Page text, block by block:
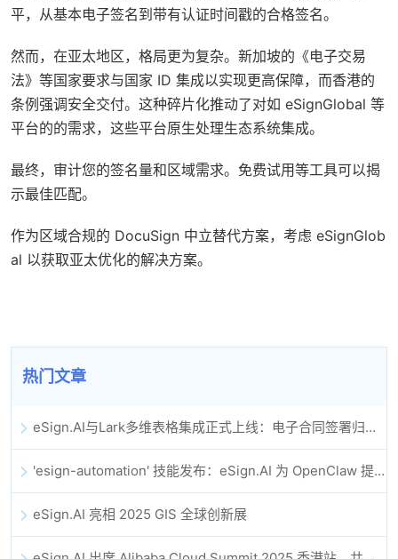
平，从基本电子签名到带有认证时间戳的合格签名。
然而，在亚太地区，格局更为复杂。新加坡的《电子交易
法》等国家要求与国家 ID 集成以实现更高保障，而香港的
条例强调安全交付。这种碎片化推动了对如 eSignGlobal 等
平台的的需求，这些平台原生处理生态系统集成。
最终，审计您的签名量和区域需求。免费试用等工具可以揭
示最佳匹配。
作为区域合规的 DocuSign 中立替代方案，考虑 eSignGlob
al 以获取亚太优化的解决方案。
热门文章
eSign.AI与Lark多维表格集成正式上线：电子合同签署归档全程自动化
'esign-automation' 技能发布：eSign.AI 为 OpenClaw 提供自动化电子签名能力
eSign.AI 亮相 2025 GIS 全球创新展